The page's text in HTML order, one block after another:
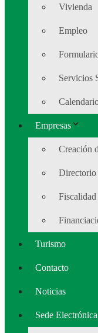
Vivienda
Empleo
Servicios
Empresas
Creación
Directorio
Fiscalidad
Turismo
Contacto
Noticias
Sede Electrónica